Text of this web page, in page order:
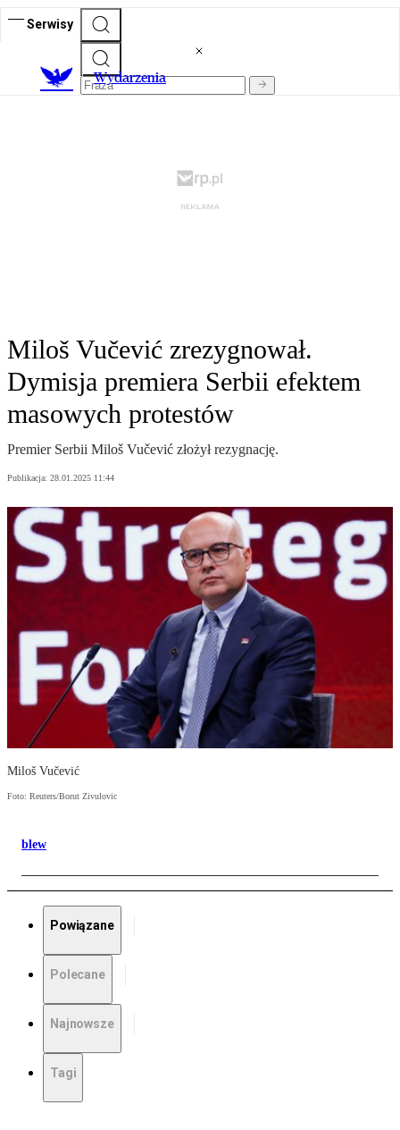
Serwisy
Wydarzenia
Miloš Vučević zrezygnował.
Dymisja premiera Serbii efektem
masowych protestów
Premier Serbii Miloš Vučević złożył rezygnację.
Publikacja: 28.01.2025 11:44
Miloš Vučević
Foto: Reuters/Borut Zivulovic
blew
Powiązane
Polecane
Najnowsze
Tagi